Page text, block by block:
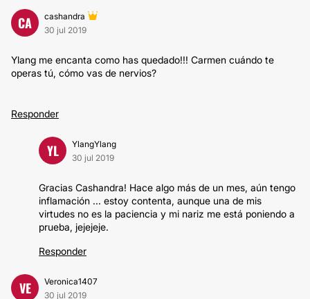
CA
cashandra
30 jul 2019
Ylang me encanta como has quedado!!! Carmen cuándo te
operas tú, cómo vas de nervios?
Responder
YL
YlangYlang
30 jul 2019
Gracias Cashandra! Hace algo más de un mes, aún tengo
inflamación ... estoy contenta, aunque una de mis
virtudes no es la paciencia y mi nariz me está poniendo a
prueba, jejejeje.
Responder
VE
Veronica1407
30 jul 2019